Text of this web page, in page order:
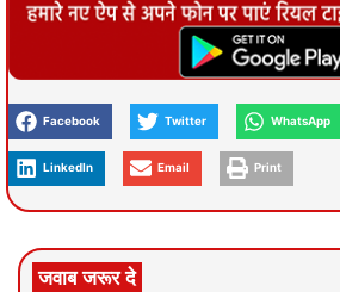
Facebook Twitter WhatsApp
LinkedIn Email Print
जवाब जरूर दे